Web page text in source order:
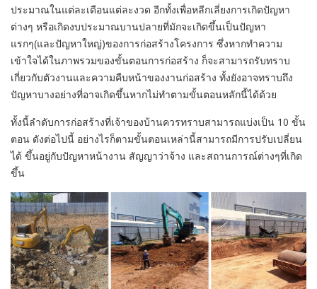
ประมาณในแต่ละเดือนแต่ละงวด อีกทั้งเพื่อหลีกเลี่ยงการเกิดปัญหา
ต่างๆ หรือเกิดงบประมาณบานปลายที่มักจะเกิดขึ้นเป็นปัญหา
แรกๆ(และปัญหาใหญ่)ของการก่อสร้างโครงการ ซึ่งหากทำความ
เข้าใจได้ในภาพรวมของขั้นตอนการก่อสร้าง ก็จะสามารถรับทราบ
เกี่ยวกับตัวงานและความคืบหน้าของงานก่อสร้าง ทั้งยังอาจทราบถึง
ปัญหาบางอย่างที่อาจเกิดขึ้นหากไม่ทำตามขั้นตอนหลักนี้ได้ด้วย
ทั้งนี้ลำดับการก่อสร้างที่เจ้าของบ้านควรทราบสามารถแบ่งเป็น 10 ขั้น
ตอน ดังต่อไปนี้ อย่างไรก็ตามขั้นตอนเหล่านี้สามารถมีการปรับเปลี่ยน
ได้ ขึ้นอยู่กับปัญหาหน้างาน สัญญาว่าจ้าง และสถานการณ์ต่างๆที่เกิด
ขึ้น